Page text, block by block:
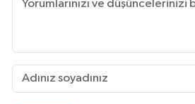
Konya Müftülüğü
Malatya Müftülüğü